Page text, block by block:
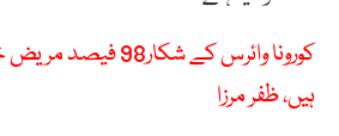
کورونا وائرس کے
ہیں، ظفر مرزا